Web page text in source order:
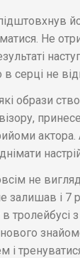
Не
серці не
образи
актора.
не
і 7
тролейбусі
і